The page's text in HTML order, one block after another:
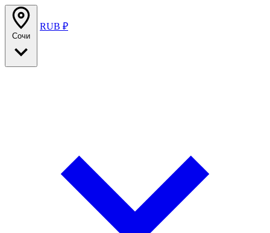
Сочи
RUB ₽